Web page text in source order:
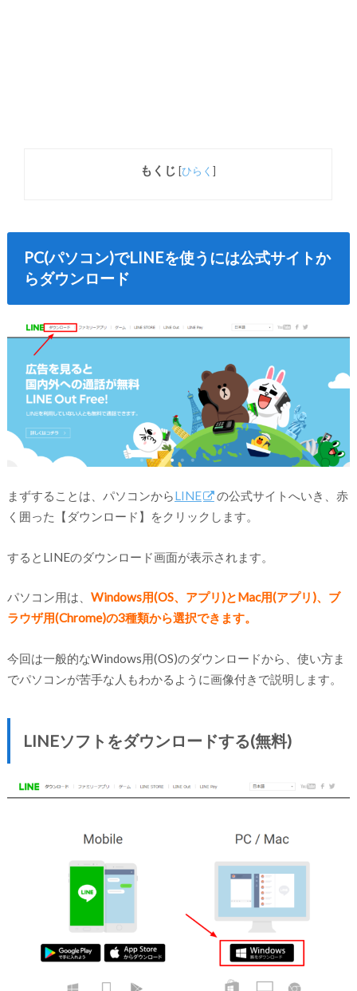
もくじ [ひらく]
PC(パソコン)でLINEを使うには公式サイトか
らダウンロード
まずすることは、パソコンからLINE
の公式サイトへいき、赤
く囲った【ダウンロード】をクリックします。
するとLINEのダウンロード画面が表示されます。
パソコン用は、 Windows用(OS、アプリ)とMac用(アプリ)、ブ
ラウザ用(Chrome)の3種類から選択できます。
今回は一般的なWindows用(OS)のダウンロードから、使い方ま
でパソコンが苦手な人もわかるように画像付きで説明します。
LINEソフトをダウンロードする(無料)